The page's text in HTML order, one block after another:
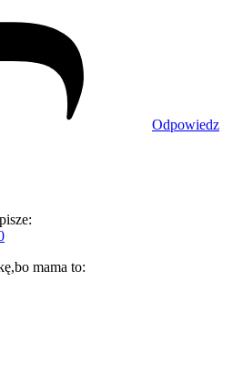
Odpowiedz
pisze:
mama to: